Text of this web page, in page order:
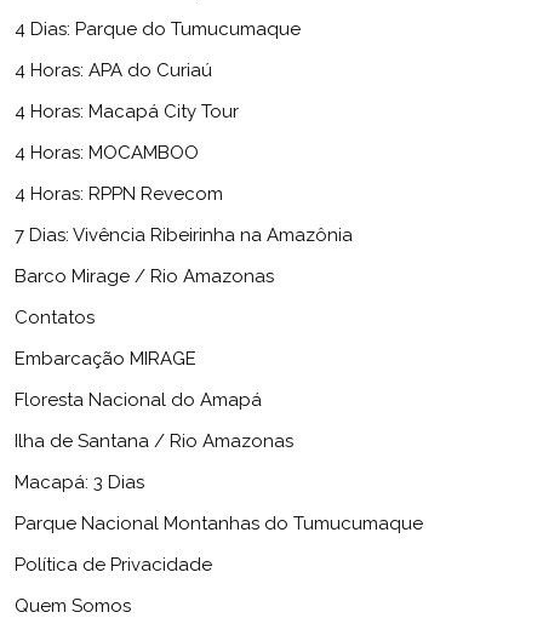
4 Dias: Parque do Tumucumaque
4 Horas: APA do Curiaú
4 Horas: Macapá City Tour
4 Horas: MOCAMBOO
4 Horas: RPPN Revecom
7 Dias: Vivência Ribeirinha na Amazônia
Barco Mirage / Rio Amazonas
Contatos
Embarcação MIRAGE
Floresta Nacional do Amapá
Ilha de Santana / Rio Amazonas
Macapá: 3 Dias
Parque Nacional Montanhas do Tumucumaque
Política de Privacidade
Quem Somos